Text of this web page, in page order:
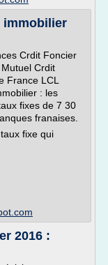
immobilier
Crdit Foncier
Crdit
France LCL
: les
fixes de 7 30
franaises.
fixe qui
2016 :